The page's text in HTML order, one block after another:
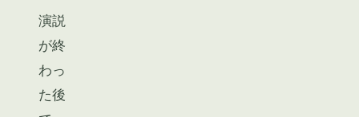
演説
が終
わっ
た後